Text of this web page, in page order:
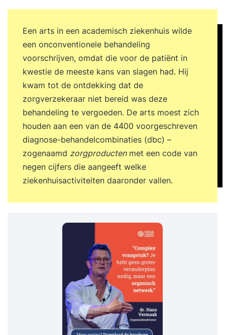
Een arts in een academisch ziekenhuis wilde
een onconventionele behandeling
voorschrijven, omdat die voor de patiënt in
kwestie de meeste kans van slagen had. Hij
kwam tot de ontdekking dat de
zorgverzekeraar niet bereid was deze
behandeling te vergoeden. De arts moest zich
houden aan een van de 4400 voorgeschreven
diagnose-behandelcombinaties (dbc) –
zogenaamd zorgproductenmet een code van
negen cijfers die aangeeft welke
ziekenhuisactiviteiten daaronder vallen.